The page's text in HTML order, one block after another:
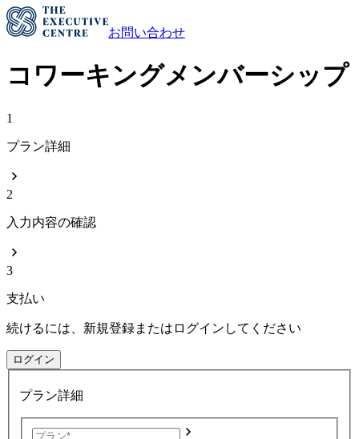
お問い合わせ
コワーキングメンバーシップ
1
プラン詳細
2
入力内容の確認
3
支払い
続けるには、新規登録またはログインしてください
ログイン
プラン詳細